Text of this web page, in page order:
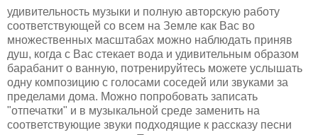
удивительность музыки и полную авторскую работу
соответствующей со всем на Земле как Вас во
множественных масштабах можно наблюдать приняв
душ, когда с Вас стекает вода и удивительным образом
барабанит о ванную, потренируйтесь можете услышать
одну композицию с голосами соседей или звуками за
пределами дома. Можно попробовать записать
"отпечатки" и в музыкальной среде заменить на
соответствующие звуки подходящие к рассказу песни